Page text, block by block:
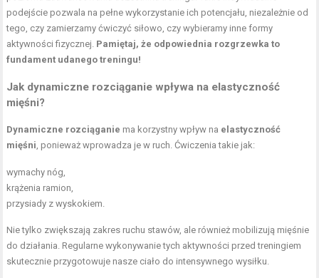
podejście pozwala na pełne wykorzystanie ich potencjału, niezależnie od
tego, czy zamierzamy ćwiczyć siłowo, czy wybieramy inne formy
aktywności fizycznej. Pamiętaj, że odpowiednia rozgrzewka to
fundament udanego treningu!
Jak dynamiczne rozciąganie wpływa na elastyczność
mięśni?
Dynamiczne rozciąganie ma korzystny wpływ na elastyczność
mięśni , ponieważ wprowadza je w ruch. Ćwiczenia takie jak:
wymachy nóg,
krążenia ramion,
przysiady z wyskokiem
Nie tylko zwiększają zakres ruchu stawów, ale również mobilizują mięśnie
do działania. Regularne wykonywanie tych aktywności przed treningiem
skutecznie przygotowuje nasze ciało do intensywnego wysiłku.